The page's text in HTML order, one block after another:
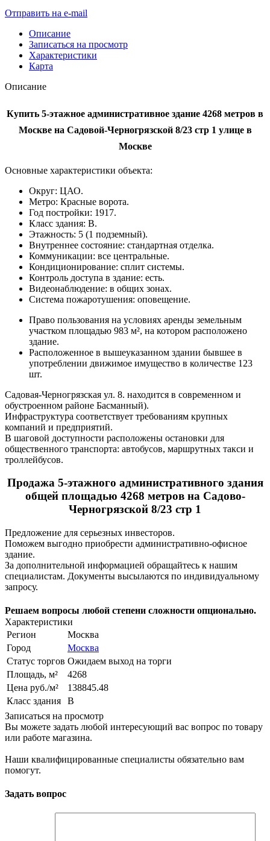
Отправить на e-mail
Описание
Записаться на просмотр
Характеристики
Карта
Описание
Купить 5-этажное административное здание 4268 метров в
Москве на Садовой-Черногрязской 8/23 стр 1 улице в
Москве
Основные характеристики объекта:
Округ: ЦАО.
Метро: Красные ворота.
Год постройки: 1917.
Класс здания: B.
Этажность: 5 (1 подземный).
Внутреннее состояние: стандартная отделка.
Коммуникации: все центральные.
Кондиционирование: сплит системы.
Контроль доступа в здание: есть.
Видеонаблюдение: в общих зонах.
Система пожаротушения: оповещение.
Право пользования на условиях аренды земельным
участком площадью 983 м², на котором расположено
здание.
Расположенное в вышеуказанном здании бывшее в
употреблении движимое имущество в количестве 123
шт.
Садовая-Черногрязская ул. 8. находится в современном и
обустроенном районе Басманный).
Инфраструктура соответствует требованиям крупных
компаний и предприятий.
В шаговой доступности расположены остановки для
общественного транспорта: автобусов, маршрутных такси и
троллейбусов.
Продажа 5-этажного административного здания
общей площадью 4268 метров на Садово-
Черногрязской 8/23 стр 1
Предложение для серьезных инвесторов.
Поможем выгодно приобрести административно-офисное
здание.
За дополнительной информацией обращайтесь к нашим
специалистам. Документы высылаются по индивидуальному
запросу.
Решаем вопросы любой степени сложности опционально.
Характеристики
Регион
Москва
Город
Москва
Статус торгов Ожидаем выход на торги
Площадь, м²
4268
Цена руб./м²
138845.48
Класс здания
B
Записаться на просмотр
Вы можете задать любой интересующий вас вопрос по товару
или работе магазина.
Наши квалифицированные специалисты обязательно вам
помогут.
Задать вопрос